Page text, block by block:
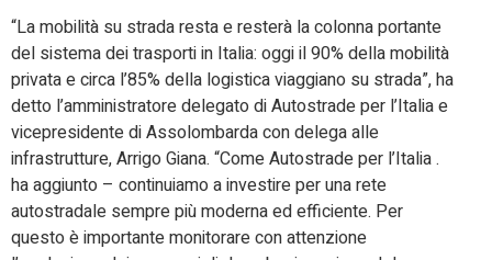
“La mobilità su strada resta e resterà la colonna portante
del sistema dei trasporti in Italia: oggi il 90% della mobilità
privata e circa l’85% della logistica viaggiano su strada”, ha
detto l’amministratore delegato di Autostrade per l’Italia e
vicepresidente di Assolombarda con delega alle
infrastrutture, Arrigo Giana. “Come Autostrade per l’Italia .
ha aggiunto – continuiamo a investire per una rete
autostradale sempre più moderna ed efficiente. Per
questo è importante monitorare con attenzione